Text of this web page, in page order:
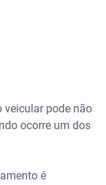
veicular pode não
ocorre um dos
é